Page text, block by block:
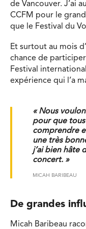
de Vancouver. J’ai
CCFM pour le
que le Festival du
Et surtout au mois
chance de
Festival
expérience qui l’a
« Nous
pour que tous
comprendre
une très
j’ai bien hâte
concert. »
MICAH BARIBEAU
De grandes
Micah Baribeau